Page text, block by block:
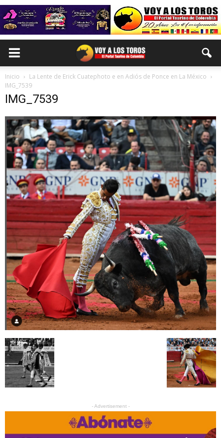
Inicio
La Lente de Erick Cuatephoto e en Adiós de Ponce en La México
IMG_7539
IMG_7539
- Advertisement -